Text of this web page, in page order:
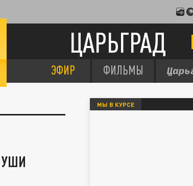
ЦАРЬГРАД
ЭФИР ФИЛЬМЫ
УШИ
МЫ В КУРСЕ